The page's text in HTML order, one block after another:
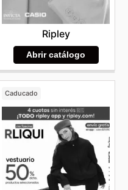
Ripley
Abrir catálogo
Caducado